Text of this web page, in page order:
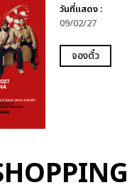
วันที่แสดง :
09/02/27
จองตั๋ว